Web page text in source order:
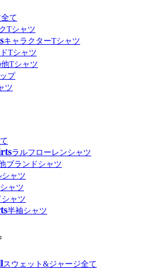
て
Tシャツ
キャラクターTシャツ
Tシャツ
Tシャツ
プ
ツ
ラルフローレンシャツ
ブランドシャツ
シャツ
ャツ
ャツ
半袖シャツ
スウェット&ジャージ全て